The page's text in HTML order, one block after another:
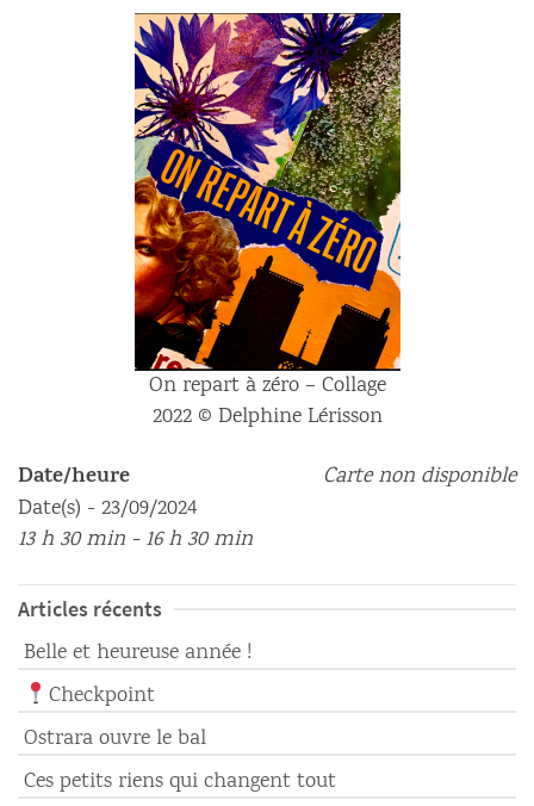
On repart à zéro – Collage
2022 © Delphine Lérisson
Carte non disponible
Date/heure
Date(s) - 23/09/2024
13 h 30 min - 16 h 30 min
Articles récents
Belle et heureuse année !
Checkpoint
Ostrara ouvre le bal
Ces petits riens qui changent tout